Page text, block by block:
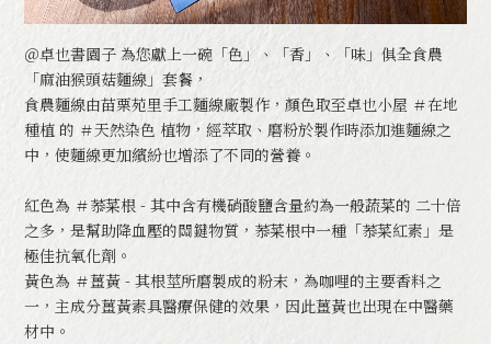
＠卓也書園子 為您獻上一碗「色」、「香」、「味」俱全食農
「麻油猴頭菇麵線」套餐，
食農麵線由苗栗苑里手工麵線廠製作，顏色取至卓也小屋 ＃在地
種植 的 ＃天然染色 植物，經萃取、磨粉於製作時添加進麵線之
中，使麵線更加繽紛也增添了不同的營養。
紅色為 ＃菾菜根 - 其中含有機硝酸鹽含量約為一般蔬菜的 二十倍
之多，是幫助降血壓的關鍵物質，菾菜根中一種「菾菜紅素」是
極佳抗氧化劑。
黃色為 ＃薑黃 - 其根莖所磨製成的粉末，為咖哩的主要香料之
一，主成分薑黃素具醫療保健的效果，因此薑黃也出現在中醫藥
材中。